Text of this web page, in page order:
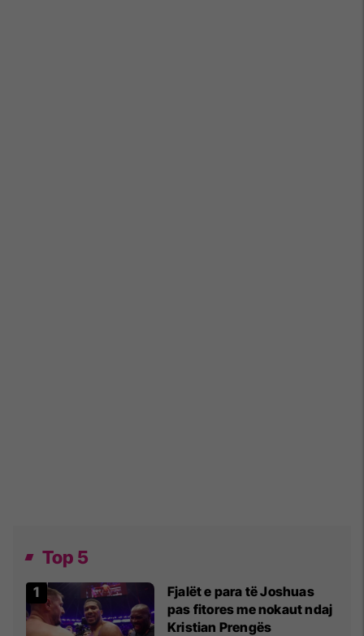
Top 5
Fjalët e para të Joshuas
pas fitores me nokaut ndaj
Kristian Prengës